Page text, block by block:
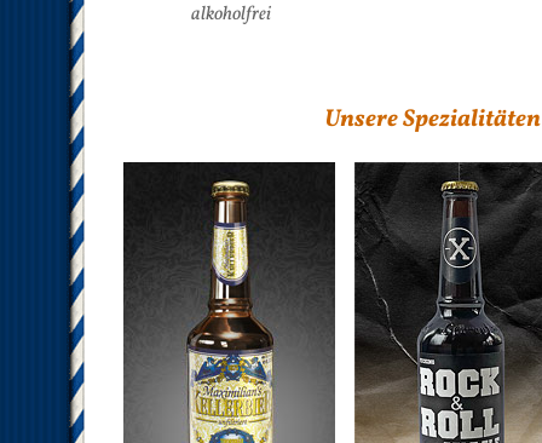
alkoholfrei
Unsere